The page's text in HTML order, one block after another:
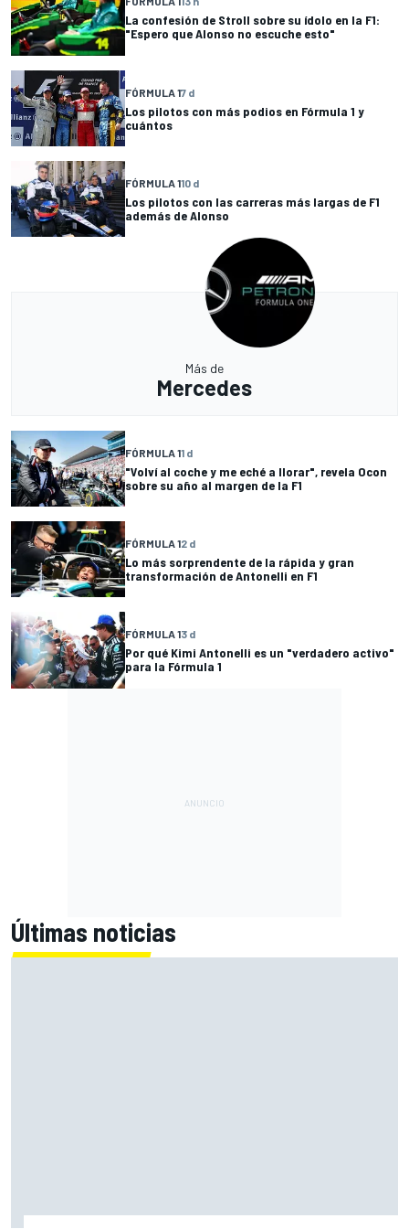
La confesión de Stroll sobre su ídolo en la F1:
"Espero que Alonso no escuche esto"
FÓRMULA 17 d
Los pilotos con más podios en Fórmula 1 y
cuántos
FÓRMULA 110 d
Los pilotos con las carreras más largas de F1
además de Alonso
Más de
Mercedes
FÓRMULA 11 d
"Volví al coche y me eché a llorar", revela Ocon
sobre su año al margen de la F1
FÓRMULA 12 d
Lo más sorprendente de la rápida y gran
transformación de Antonelli en F1
FÓRMULA 13 d
Por qué Kimi Antonelli es un "verdadero activo"
para la Fórmula 1
Últimas noticias